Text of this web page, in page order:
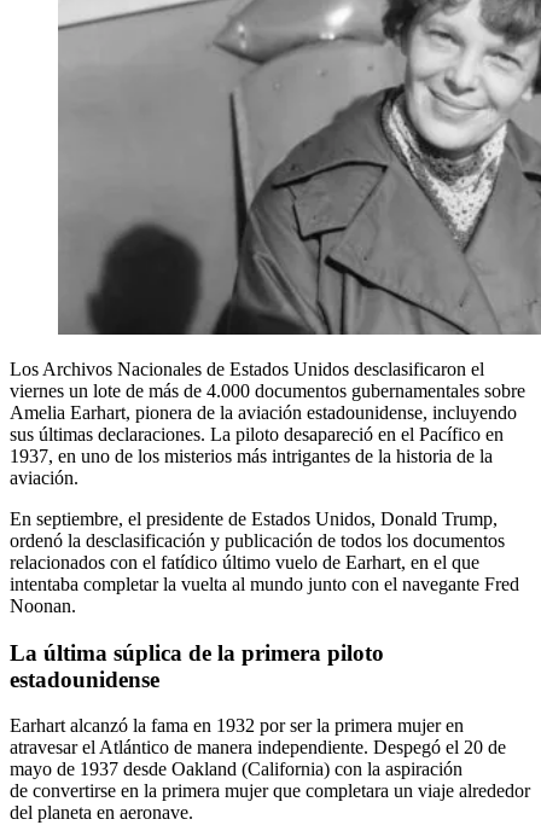
Los Archivos Nacionales de Estados Unidos desclasificaron el
viernes un lote de más de 4.000 documentos gubernamentales sobre
Amelia Earhart, pionera de la aviación estadounidense, incluyendo
sus últimas declaraciones. La piloto desapareció en el Pacífico en
1937, en uno de los misterios más intrigantes de la historia de la
aviación.
En septiembre, el presidente de Estados Unidos, Donald Trump,
ordenó la desclasificación y publicación de todos los documentos
relacionados con el fatídico último vuelo de Earhart, en el que
intentaba completar la vuelta al mundo junto con el navegante Fred
Noonan.
La última súplica de la primera piloto
estadounidense
Earhart alcanzó la fama en 1932 por ser la primera mujer en
atravesar el Atlántico de manera independiente. Despegó el 20 de
mayo de 1937 desde Oakland (California) con la aspiración
de convertirse en la primera mujer que completara un viaje alrededor
del planeta en aeronave.